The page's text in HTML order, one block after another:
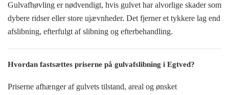
Gulvafhøvling er nødvendigt, hvis gulvet har alvorlige skader som
dybere ridser eller store ujævnheder. Det fjerner et tykkere lag end
afslibning, efterfulgt af slibning og efterbehandling.
Hvordan fastsættes priserne på gulvafslibning i Egtved?
Priserne afhænger af gulvets tilstand, areal og ønsket